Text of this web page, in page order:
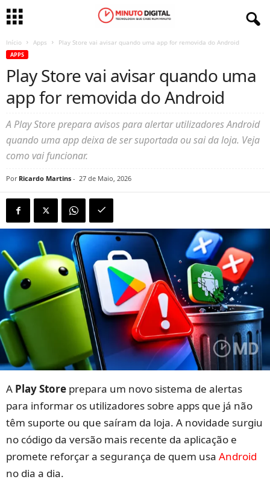
Início Apps Play Store vai avisar quando uma app for removida do Android
APPS
Play Store vai avisar quando uma
app for removida do Android
A Play Store prepara avisos para alertar utilizadores Android
quando uma app deixa de ser suportada ou sai da loja. Veja
como vai funcionar.
Por Ricardo Martins - 27 de Maio, 2026
A Play Store prepara um novo sistema de alertas
para informar os utilizadores sobre apps que já não
têm suporte ou que saíram da loja. A novidade surgiu
no código da versão mais recente da aplicação e
promete reforçar a segurança de quem usa Android
no dia a dia.